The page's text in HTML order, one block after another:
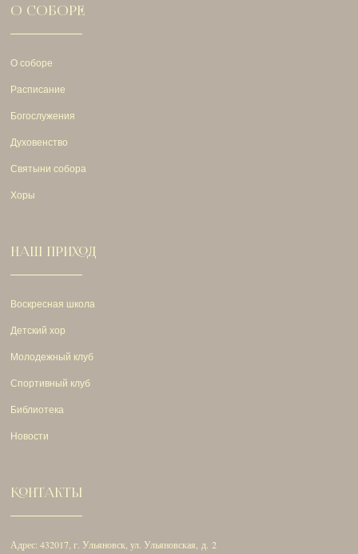
О СОБОРЕ
О соборе
Расписание
Богослужения
Духовенство
Святыни собора
Хоры
НАШ ПРИХОД
Воскресная школа
Детский хор
Молодежный клуб
Спортивный клуб
Библиотека
Новости
КОНТАКТЫ
Адрес: 432017, г. Ульяновск, ул. Ульяновская, д. 2